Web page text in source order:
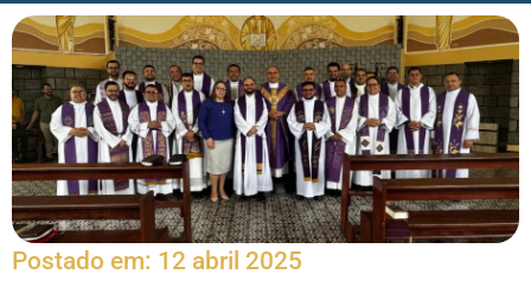
Postado em: 12 abril 2025